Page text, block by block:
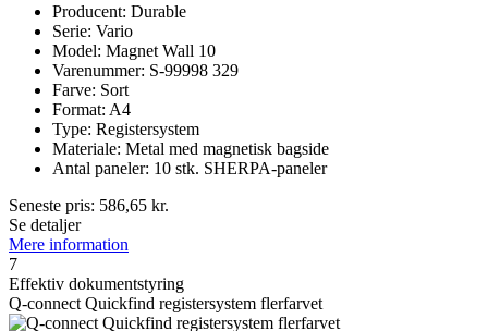
Producent: Durable
Serie: Vario
Model: Magnet Wall 10
Varenummer: S-99998 329
Farve: Sort
Format: A4
Type: Registersystem
Materiale: Metal med magnetisk bagside
Antal paneler: 10 stk. SHERPA-paneler
Seneste pris: 586,65 kr.
Se detaljer
Mere information
7
Effektiv dokumentstyring
Q-connect Quickfind registersystem flerfarvet